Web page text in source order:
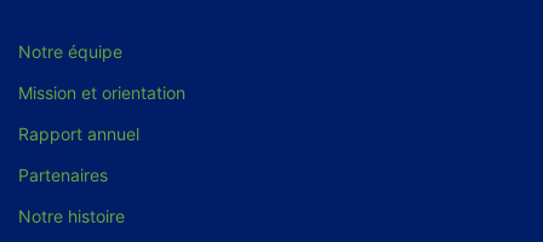
Notre équipe
Mission et orientation
Rapport annuel
Partenaires
Notre histoire